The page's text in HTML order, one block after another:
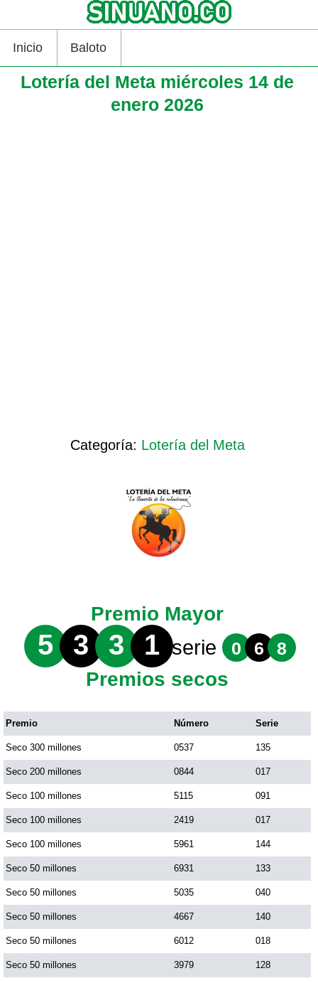
Inicio Baloto
Lotería del Meta miércoles 14 de
enero 2026
Categoría: Lotería del Meta
Premio Mayor
5 3 3 1 serie 0 6 8
Premios secos
Premio Número Serie
Seco 300 millones 0537 135
Seco 200 millones 0844 017
Seco 100 millones 5115 091
Seco 100 millones 2419 017
Seco 100 millones 5961 144
Seco 50 millones 6931 133
Seco 50 millones 5035 040
Seco 50 millones 4667 140
Seco 50 millones 6012 018
Seco 50 millones 3979 128